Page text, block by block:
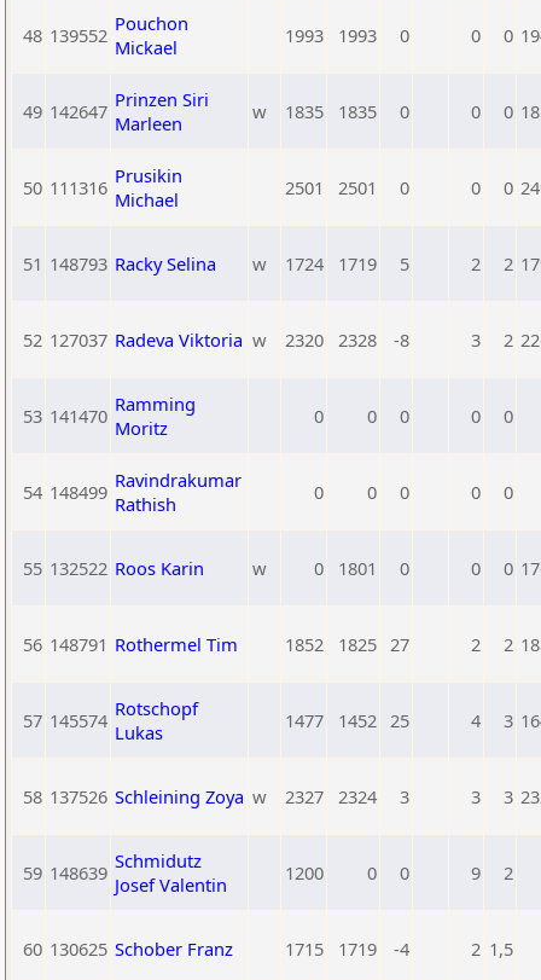
48 139552 Pouchon
Mickael
1993 1993 0 0 0
49 142647 Prinzen Siri
Marleen
w 1835 1835 0 0 0
50 111316 Prusikin
Michael
2501 2501 0 0 0
51 148793 Racky Selina w 1724 1719 5 2 2
52 127037 Radeva Viktoria w 2320 2328 -8 3 2
53 141470 Ramming
Moritz
0 0 0 0 0
54 148499 Ravindrakumar
Rathish
0 0 0 0 0
55 132522 Roos Karin w 0 1801 0 0 0
56 148791 Rothermel Tim 1852 1825 27 2 2
57 145574 Rotschopf
Lukas
1477 1452 25 4 3
58 137526 Schleining Zoya w 2327 2324 3 3 3
59 148639 Schmidutz
Josef Valentin
1200 0 0 9 2
60 130625 Schober Franz 1715 1719 -4 2 1,5